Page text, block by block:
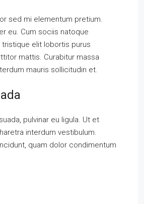
sed mi elementum pretium.
eu. Cum sociis natoque
elit lobortis purus
mattis. Curabitur massa
mauris sollicitudin et.
pulvinar eu ligula. Ut et
interdum vestibulum.
quam dolor condimentum